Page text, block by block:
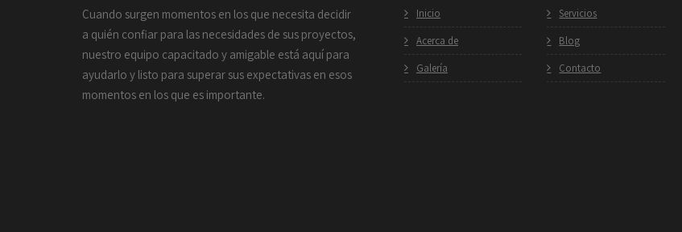
Cuando surgen momentos en los que necesita decidir
a quién confiar para las necesidades de sus proyectos,
nuestro equipo capacitado y amigable está aquí para
ayudarlo y listo para superar sus expectativas en esos
momentos en los que es importante.
Inicio
Acerca de
Galería
Servicios
Blog
Contacto